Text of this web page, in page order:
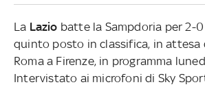
La Lazio batte la Sampdoria per 2-
quinto posto in classifica, in attesa
Roma a Firenze, in programma
Intervistato ai microfoni di Sky